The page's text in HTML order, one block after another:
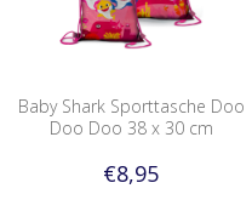
Baby Shark Sporttasche Doo
Doo Doo 38 x 30 cm
€8,95